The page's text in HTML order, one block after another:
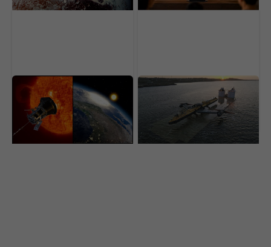
150 rokov ho nevedeli
dokázať. Najvýkonnejší
teleskop odhalil zvláštny
fenomén Slnka
Je predvídateľnejšia než
vietor aj slnko. Svet
zabudol na obrovskú
prírodnú elektráreň